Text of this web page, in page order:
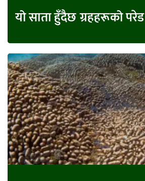
यो साता हुँदैछ ग्रहहरूको परेड